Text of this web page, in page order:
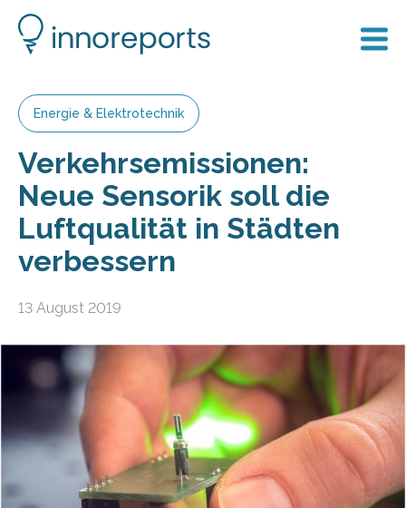
Energie & Elektrotechnik
Verkehrsemissionen:
Neue Sensorik soll die
Luftqualität in Städten
verbessern
13 August 2019